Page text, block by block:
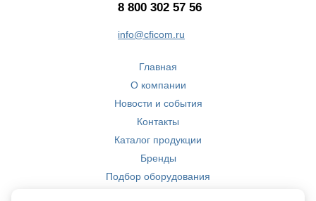
8 800 302 57 56
info@cficom.ru
Главная
О компании
Новости и события
Контакты
Каталог продукции
Бренды
Подбор оборудования